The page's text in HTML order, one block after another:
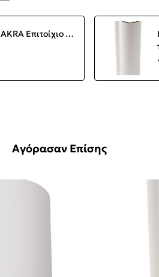
Lucide - AKRA Επιτοίχιο Φωτιστικό LED Λευκό (White) 2700 K
Αγόρασαν Επίσης